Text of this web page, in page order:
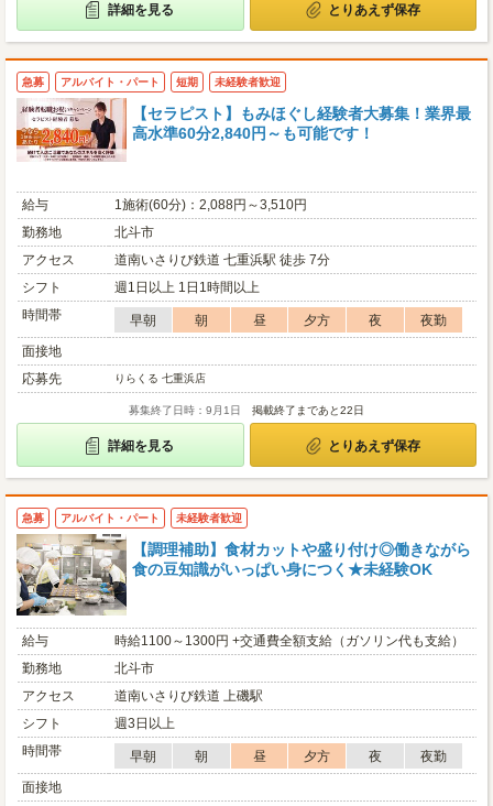
詳細を見る とりあえず保存
急募 アルバイト・パート 短期 未経験者歓迎
【セラピスト】もみほぐし経験者大募集！業界最
高水準60分2,840円～も可能です！
給与
1施術(60分)：2,088円～3,510円
勤務地
北斗市
アクセス
道南いさりび鉄道 七重浜駅 徒歩 7分
シフト
週1日以上 1日1時間以上
時間帯
早朝 朝 昼 夕方 夜
夜勤
面接地
応募先
りらくる 七重浜店
募集終了日時：9月1日 掲載終了まであと22日
詳細を見る とりあえず保存
急募 アルバイト・パート 未経験者歓迎
【調理補助】食材カットや盛り付け◎働きながら
食の豆知識がいっぱい身につく★未経験OK
給与
時給1100～1300円 +交通費全額支給（ガソリン代も支給）
勤務地
北斗市
アクセス
道南いさりび鉄道 上磯駅
シフト
週3日以上
時間帯
早朝 朝 昼 夕方 夜
夜勤
面接地